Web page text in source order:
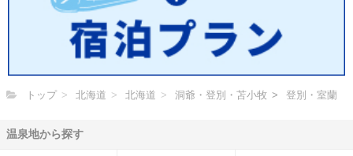
トップ 北海道 北海道 洞爺・登別・苫小牧 登別・室蘭
温泉地から探す